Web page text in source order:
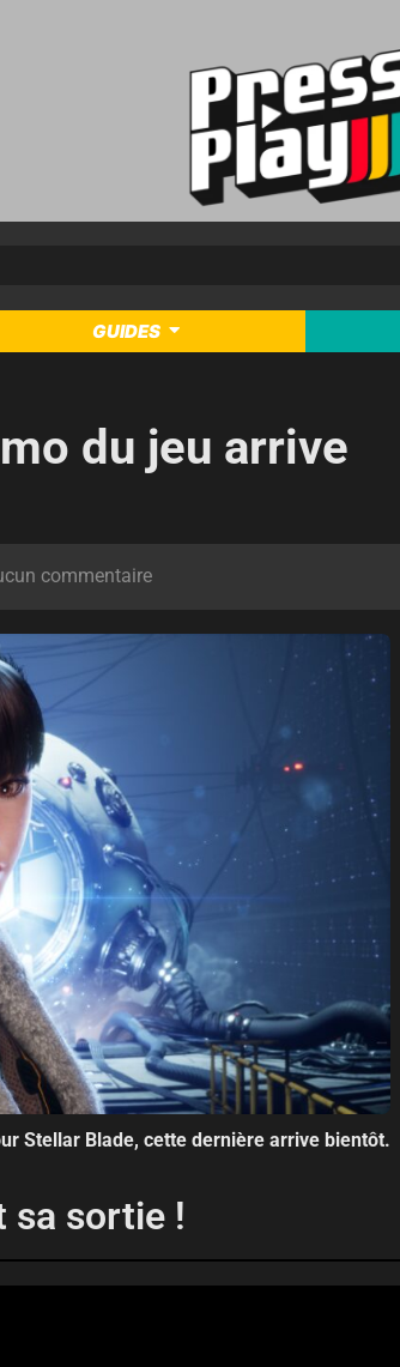
GUIDES
du jeu arrive
commentaire
Stellar Blade, cette dernière arrive bientôt.
sa sortie !